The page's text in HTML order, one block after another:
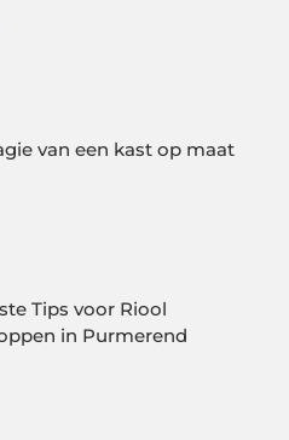
van een kast op maat
Tips voor Riool
in Purmerend